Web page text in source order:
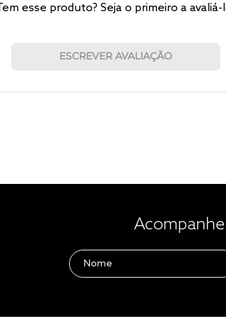
esse produto? Seja o primeiro a avaliá-
ESCREVER AVALIAÇÃO